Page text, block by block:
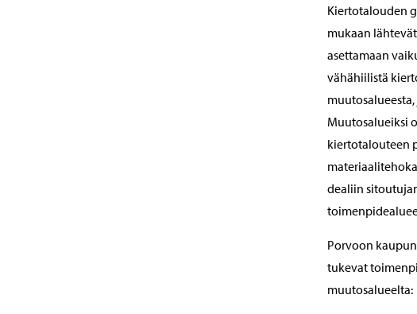
Kiertotalouden
mukaan
asettamaan
vähähiilistä
Muutosalueiksi
kiertotalouteen
dealiin
Porvoon
tukevat
muutosalueelta: